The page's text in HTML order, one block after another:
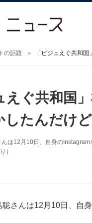
の話題 「ビジュえぐ共和
えぐ共和国
したんだけ
は12月10日、自身の
）
さんは12月10日、自